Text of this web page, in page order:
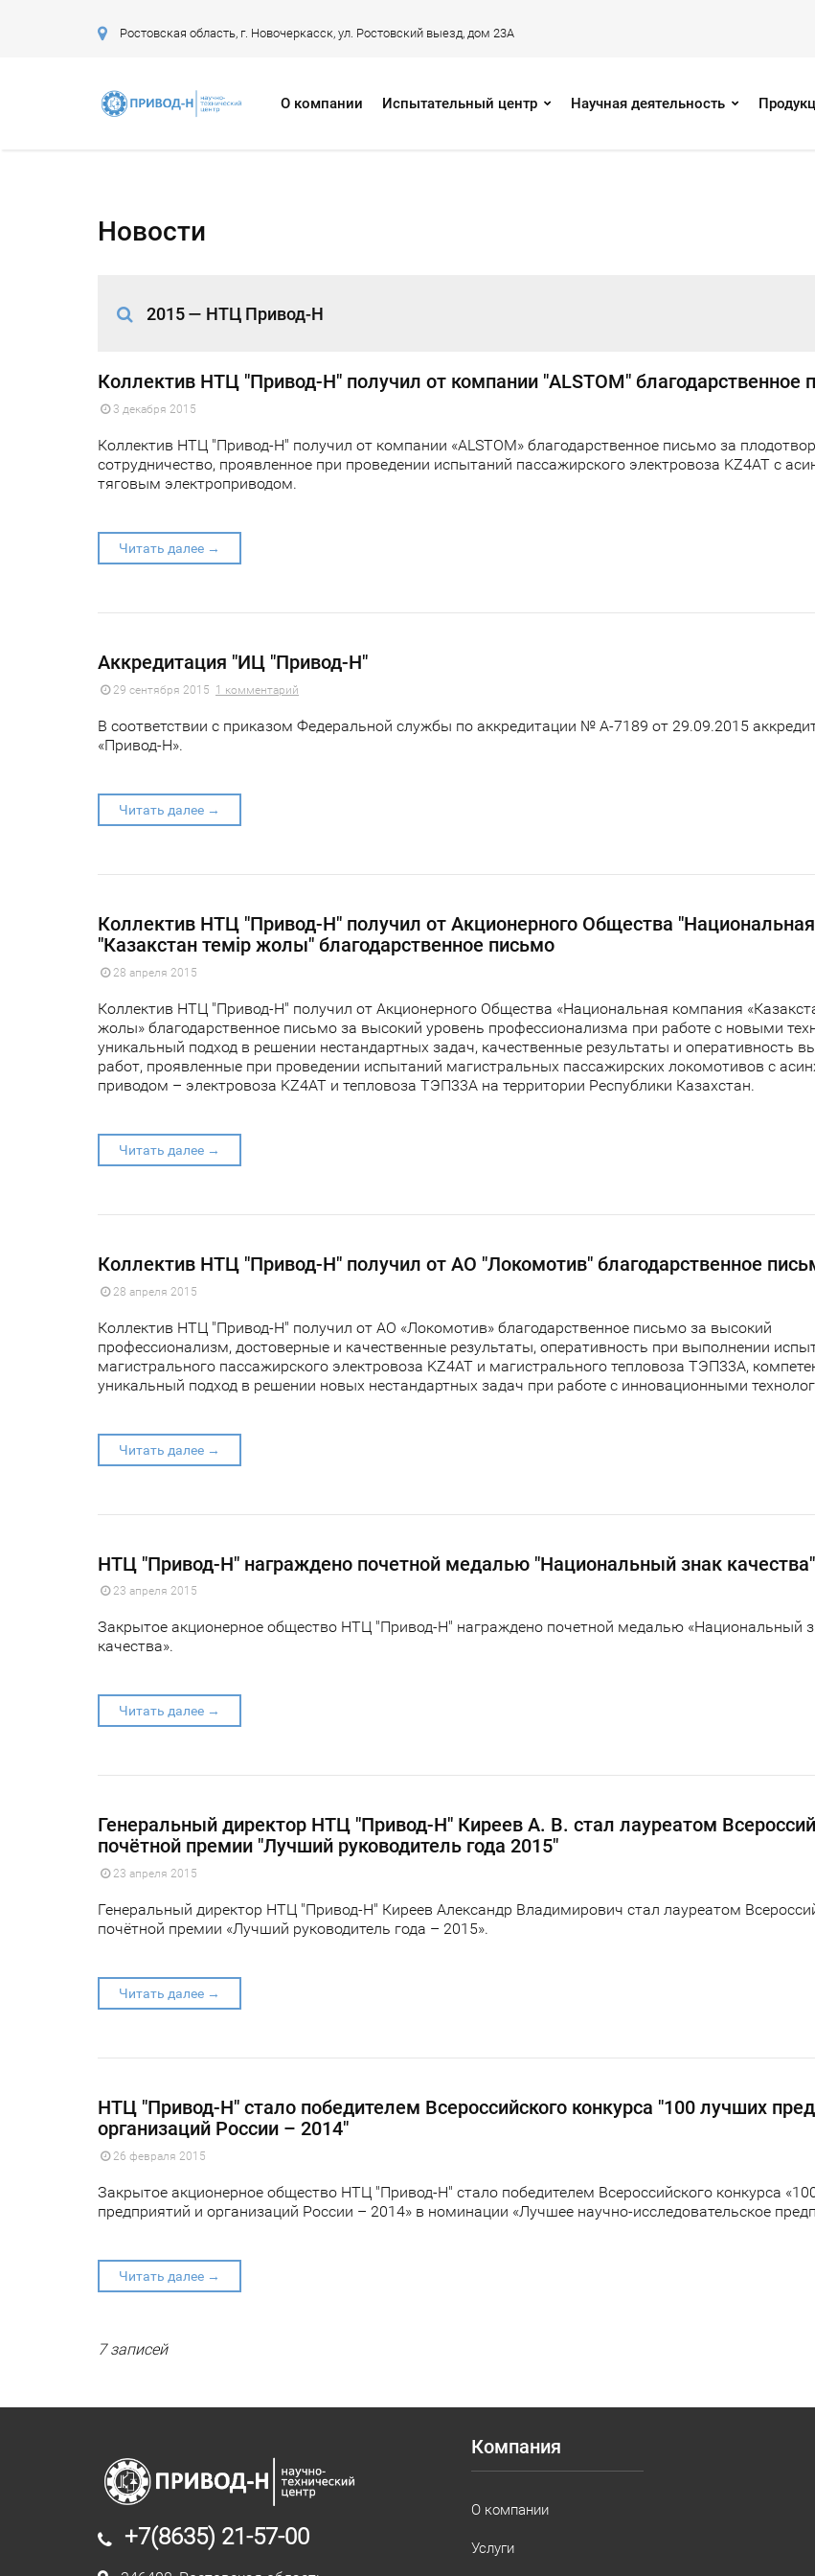
Ростовская область, г. Новочеркасск, ул. Ростовский выезд, дом 23А
О компании Испытательный центр Научная деятельность
Новости
2015 — НТЦ Привод-Н
Коллектив НТЦ "Привод-Н" получил от компании "ALSTOM" благодарственное
3 декабря 2015
Коллектив НТЦ "Привод-Н" получил от компании «ALSTOM» благодарственное письмо за
сотрудничество, проявленное при проведении испытаний пассажирского электровоза KZ4AT с
тяговым электроприводом.
Читать далее →
Аккредитация "ИЦ "Привод-Н"
29 сентября 2015 1 комментарий
В соответствии с приказом Федеральной службы по аккредитации № А-7189 от 29.09.2015
«Привод-Н».
Читать далее →
Коллектив НТЦ "Привод-Н" получил от Акционерного Общества
"Казакстан темiр жолы" благодарственное письмо
28 апреля 2015
Коллектив НТЦ "Привод-Н" получил от Акционерного Общества «Национальная компания
жолы» благодарственное письмо за высокий уровень профессионализма при работе с новыми
уникальный подход в решении нестандартных задач, качественные результаты и оперативность
работ, проявленные при проведении испытаний магистральных пассажирских локомотивов с
приводом – электровоза KZ4AT и тепловоза ТЭП33А на территории Республики Казахстан.
Читать далее →
Коллектив НТЦ "Привод-Н" получил от АО "Локомотив" благодарственное
28 апреля 2015
Коллектив НТЦ "Привод-Н" получил от АО «Локомотив» благодарственное письмо за высокий
профессионализм, достоверные и качественные результаты, оперативность при выполнении
магистрального пассажирского электровоза KZ4AT и магистрального тепловоза ТЭП33А,
уникальный подход в решении новых нестандартных задач при работе с инновационными
Читать далее →
НТЦ "Привод-Н" награждено почетной медалью "Национальный знак качества"
23 апреля 2015
Закрытое акционерное общество НТЦ "Привод-Н" награждено почетной медалью «Национальный
качества».
Читать далее →
Генеральный директор НТЦ "Привод-Н" Киреев А. В. стал лауреатом
почётной премии "Лучший руководитель года 2015"
23 апреля 2015
Генеральный директор НТЦ "Привод-Н" Киреев Александр Владимирович стал лауреатом
почётной премии «Лучший руководитель года – 2015».
Читать далее →
НТЦ "Привод-Н" стало победителем Всероссийского конкурса "100 лучших
организаций России – 2014"
26 февраля 2015
Закрытое акционерное общество НТЦ "Привод-Н" стало победителем Всероссийского конкурса
предприятий и организаций России – 2014» в номинации «Лучшее научно-исследовательское
Читать далее →
7 записей
+7(8635) 21-57-00
Компания
О компании
Услуги